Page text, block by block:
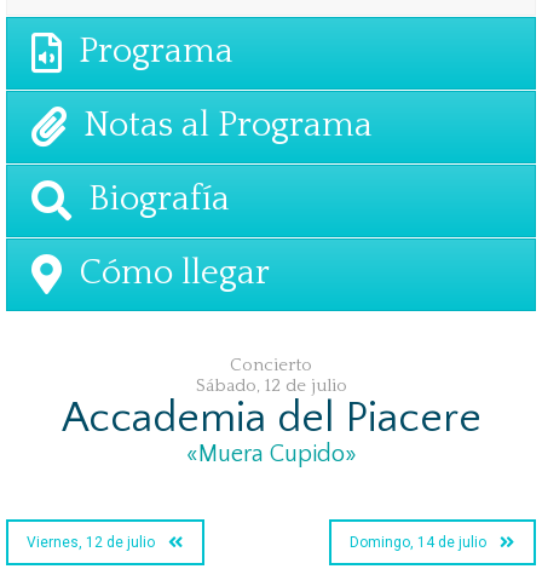
Programa
Notas al Programa
Biografía
Cómo llegar
Concierto
Sábado, 12 de julio
Accademia del Piacere
«Muera Cupido»
Viernes, 12 de julio Domingo, 14 de julio